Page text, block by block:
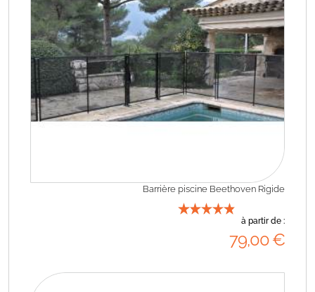
Barrière piscine Beethoven Rigide
à partir de :
79,00€